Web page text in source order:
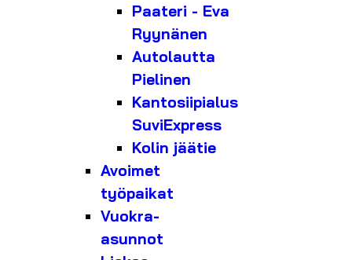
Paateri - Eva
Ryynänen
Autolautta
Pielinen
Kantosiipialus
SuviExpress
Kolin jäätie
Avoimet
työpaikat
Vuokra-
asunnot